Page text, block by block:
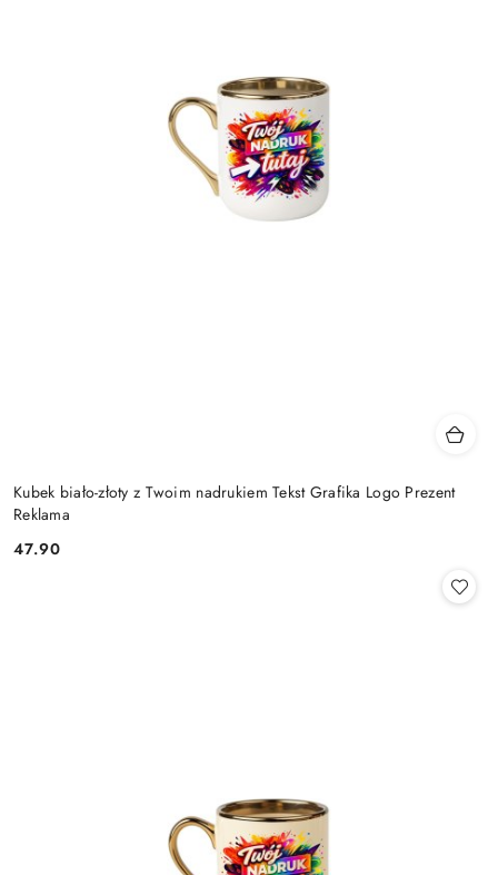
Kubek biało-złoty z Twoim nadrukiem Tekst Grafika Logo Prezent
Reklama
Cena:
47.90